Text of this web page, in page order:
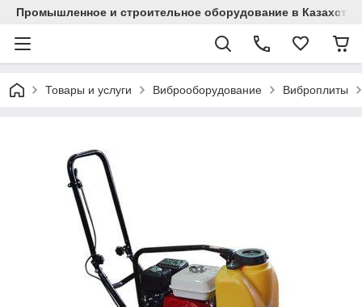
Промышленное и строительное оборудование в
Товары и услуги Виброоборудование Виброплиты